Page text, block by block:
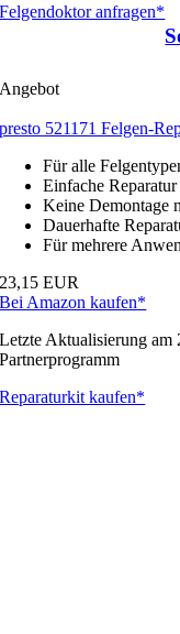
Felgendoktor anfragen*
Angebot
presto 521171 Felgen-
Für alle
Einfache
Keine Demontage
Dauerhafte
Für mehrere
23,15 EUR
Bei Amazon kaufen*
Letzte Aktualisierung
Partnerprogramm
Reparaturkit kaufen*